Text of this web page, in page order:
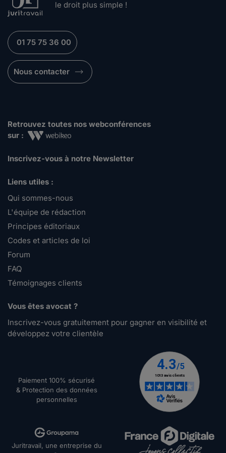
sont des indemnités journalières, versées...
le 03-06-2016
Bonjour,Je suis en congé maternité pour mon
Mati80, Tout est là, ainsi que les textes qui
bonjour,de quelle manière est pris en compte le
congé de maternité po...
Tatou, Si votre base contractuelle est 151,67 h
mensuelles, les 4 heures structurelles (co...
Lire plus
le 21-01-2014
Bonjour,Je souhaiterai savoir sur quelle base se
fait le maintien de salaire car nous somm...
Minuille.
le droit plus simple !
01 75 75 36 00
Nous contacter
Retrouvez toutes nos webconférences
sur :
Inscrivez-vous à notre Newsletter
Liens utiles :
Qui sommes-nous
L'équipe de rédaction
Principes éditoriaux
Codes et articles de loi
Forum
FAQ
Témoignages clients
Vous êtes avocat ?
Inscrivez-vous gratuitement pour gagner en visibilité et
développez votre clientèle
Paiement 100% sécurisé
& Protection des données
personnelles
Juritravail, une entreprise du